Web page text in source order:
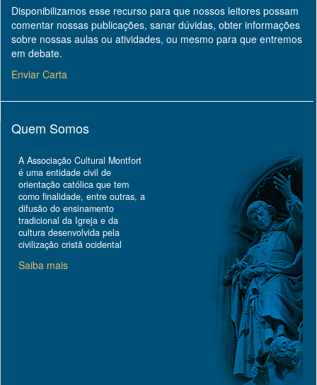
Disponibilizamos esse recurso para que nossos leitores possam
comentar nossas publicações, sanar dúvidas, obter informações
sobre nossas aulas ou atividades, ou mesmo para que entremos
em debate.
Enviar Carta
Quem Somos
A Associação Cultural Montfort
é uma entidade civil de
orientação católica que tem
como finalidade, entre outras, a
difusão do ensinamento
tradicional da Igreja e da
cultura desenvolvida pela
civilização cristã ocidental
Saiba mais